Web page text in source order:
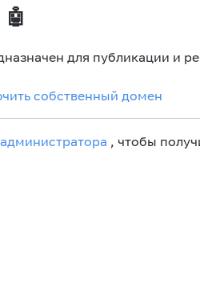
🤖
для публикации и
собственный домен
, чтобы